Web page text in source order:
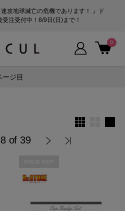
攻地球滅亡の危機であります！ 』ド
注受付中！8/9日(日)まで！
0
ージ目
of 39